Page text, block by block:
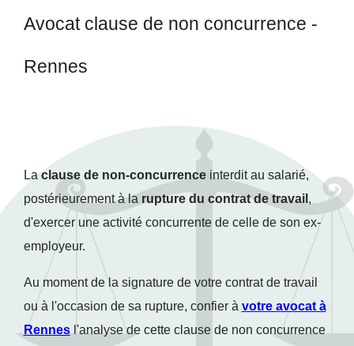
Avocat clause de non concurrence -
Rennes
Laclause de non-concurrenceinterdit au salarié,
postérieurement à la rupture du contrat de travail ,
d'exercer une activité concurrente de celle de son ex-
employeur.
Au moment de la signature de votre contrat de travail
ou à l'occasion de sa rupture, confier à votre avocat à
Rennesl'analyse de cette clause de non concurrence